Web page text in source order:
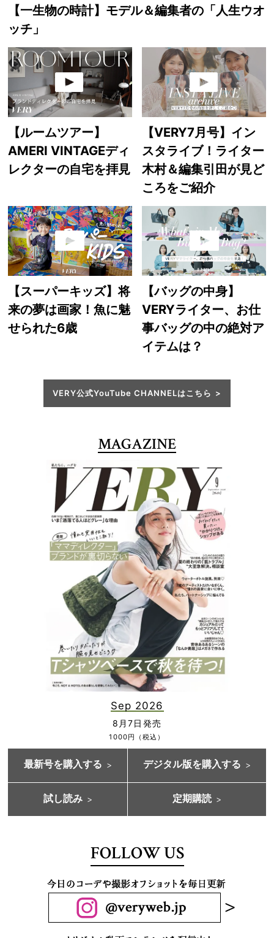
【一生物の時計】モデル＆編集者の「人生ウオ
ッチ」
【ルームツアー】
AMERI VINTAGEディ
レクターの自宅を拝見
【VERY7月号】イン
スタライブ！ライター
木村＆編集引田が見ど
ころをご紹介
【スーパーキッズ】将
来の夢は画家！魚に魅
せられた6歳
【バッグの中身】
VERYライター、お仕
事バッグの中の絶対ア
イテムは？
VERY公式YouTube CHANNELはこちら
MAGAZINE
Sep 2026
8月7日発売
1000円（税込）
最新号を購入する デジタル版を購入する
試し読み 定期購読
FOLLOW US